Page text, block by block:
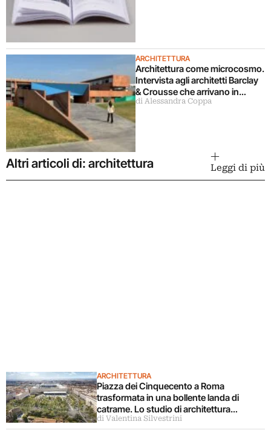
ARCHITETTURA
Architettura come microcosmo.
Intervista agli architetti Barclay
& Crousse che arrivano in
mostra a Milano
di Alessandra Coppa
Altri articoli di: architettura Leggi di più
ARCHITETTURA
Piazza dei Cinquecento a Roma
trasformata in una bollente landa di
catrame. Lo studio di architettura
disconosce il progetto
di Valentina Silvestrini